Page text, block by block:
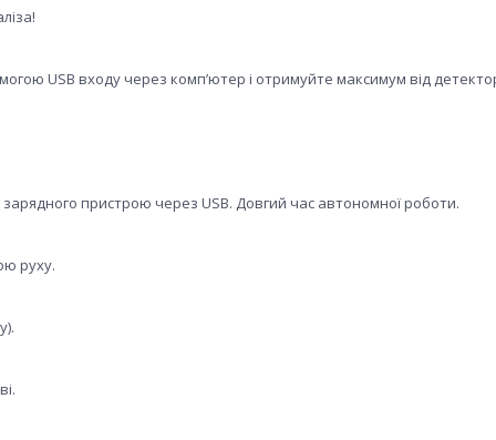
USB входу через комп’ютер і отримуйте максимум від
пристрою через USB. Довгий час автономної роботи.
руху.